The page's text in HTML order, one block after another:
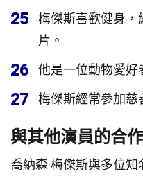
25
梅傑斯喜歡健身，
片。
26 他是一位動物愛好
27 梅傑斯經常參加慈
與其他演員的合作
喬納森·梅傑斯與多位